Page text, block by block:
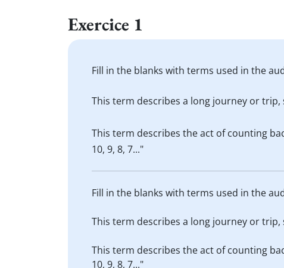
Exercice 1
Fill in the blanks with terms used in the
This term describes a long journey or trip,
This term describes the act of counting
10, 9, 8, 7..."
Fill in the blanks with terms used in the
This term describes a long journey or trip,
This term describes the act of counting
10, 9, 8, 7..."